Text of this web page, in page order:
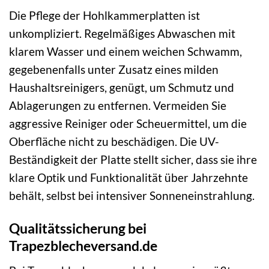
Die Pflege der Hohlkammerplatten ist
unkompliziert. Regelmäßiges Abwaschen mit
klarem Wasser und einem weichen Schwamm,
gegebenenfalls unter Zusatz eines milden
Haushaltsreinigers, genügt, um Schmutz und
Ablagerungen zu entfernen. Vermeiden Sie
aggressive Reiniger oder Scheuermittel, um die
Oberfläche nicht zu beschädigen. Die UV-
Beständigkeit der Platte stellt sicher, dass sie ihre
klare Optik und Funktionalität über Jahrzehnte
behält, selbst bei intensiver Sonneneinstrahlung.
Qualitätssicherung bei
Trapezblecheversand.de